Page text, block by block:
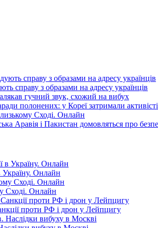
справу з образами на адресу українців
гучний звук, схожий на вибух
полонених: у Кореї затримали
Сході. Онлайн
Аравія і Пакистан домовляться про
Україну. Онлайн
Сході. Онлайн
проти РФ і дрон у Лейпцигу